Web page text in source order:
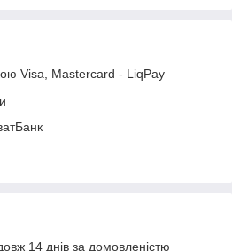
Visa, Mastercard - LiqPay
14 днів за домовленістю